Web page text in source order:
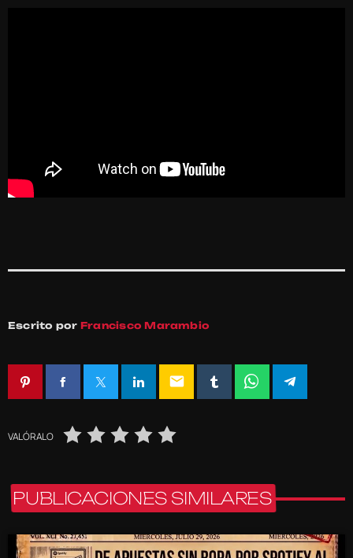
Escrito por Francisco Marambio
email
VALÓRALO
PUBLICACIONES SIMILARES